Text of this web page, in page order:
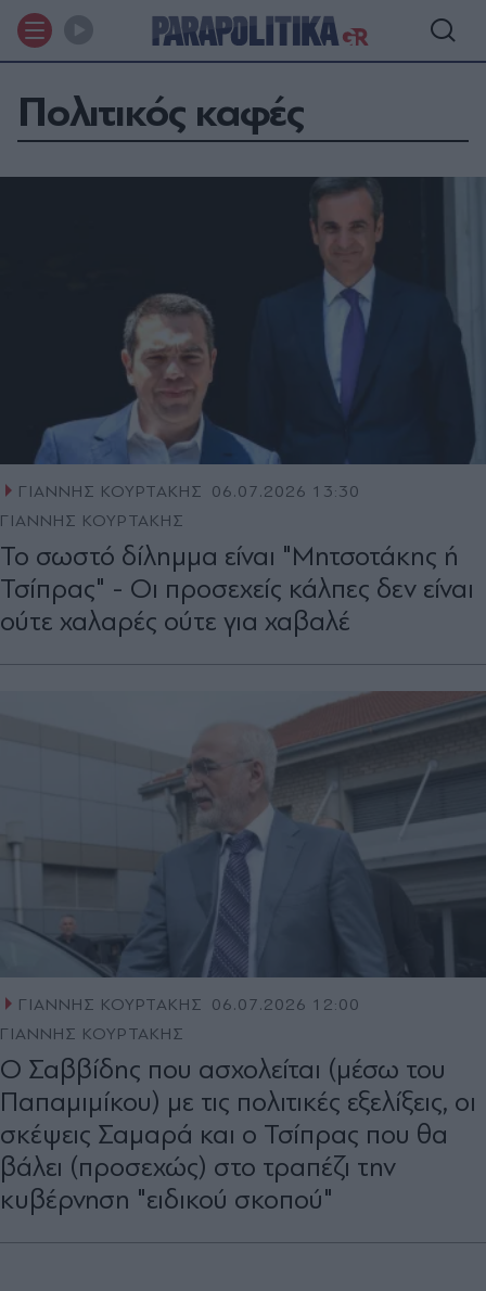
Πολιτικός καφές
ΓΙΑΝΝΗΣ ΚΟΥΡΤΑΚΗΣ
06.07.2026 13:30
ΓΙΑΝΝΗΣ ΚΟΥΡΤΑΚΗΣ
Το σωστό δίλημμα είναι "Μητσοτάκης ή
Τσίπρας" - Οι προσεχείς κάλπες δεν είναι
ούτε χαλαρές ούτε για χαβαλέ
ΓΙΑΝΝΗΣ ΚΟΥΡΤΑΚΗΣ
06.07.2026 12:00
ΓΙΑΝΝΗΣ ΚΟΥΡΤΑΚΗΣ
Ο Σαββίδης που ασχολείται (µέσω του
Παπαµιµίκου) µε τις πολιτικές εξελίξεις, οι
σκέψεις Σαμαρά και ο Τσίπρας που θα
βάλει (προσεχώς) στο τραπέζι την
κυβέρνηση "ειδικού σκοπού"